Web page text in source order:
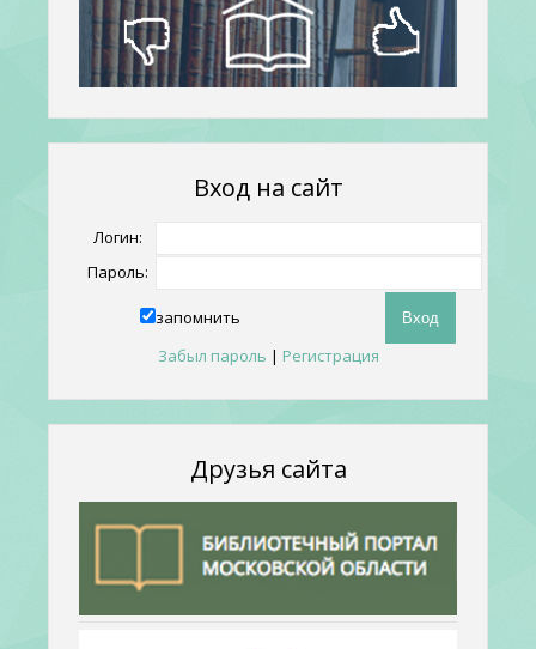
Вход на сайт
Логин:
Пароль:
запомнить
Забыл пароль | Регистрация
Друзья сайта